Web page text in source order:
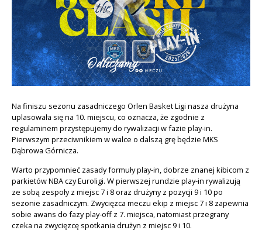
Na finiszu sezonu zasadniczego Orlen Basket Ligi nasza drużyna
uplasowała się na 10. miejscu, co oznacza, że zgodnie z
regulaminem przystępujemy do rywalizacji w fazie play-in.
Pierwszym przeciwnikiem w walce o dalszą grę będzie MKS
Dąbrowa Górnicza.
Warto przypomnieć zasady formuły play-in, dobrze znanej kibicom z
parkietów NBA czy Euroligi. W pierwszej rundzie play-in rywalizują
ze sobą zespoły z miejsc 7 i 8 oraz drużyny z pozycji 9 i 10 po
sezonie zasadniczym. Zwycięzca meczu ekip z miejsc 7 i 8 zapewnia
sobie awans do fazy play-off z 7. miejsca, natomiast przegrany
czeka na zwycięzcę spotkania drużyn z miejsc 9 i 10.